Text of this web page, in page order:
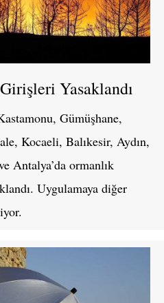
Yasaklandı
Gümüşhane,
Kocaeli, Balıkesir, Aydın,
Antalya’da ormanlık
Uygulamaya diğer